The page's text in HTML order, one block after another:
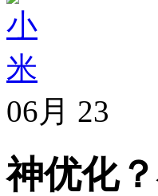
06月 23
神优化